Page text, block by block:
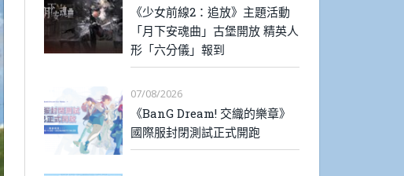
《少女前線2：追放》主題活動
「月下安魂曲」古堡開放 精英人
形「六分儀」報到
07/08/2026
《BanG Dream! 交織的樂章》
國際服封閉測試正式開跑